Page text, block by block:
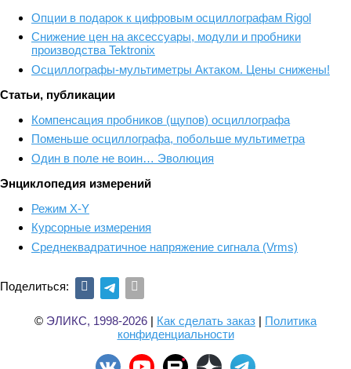
Опции в подарок к цифровым осциллографам Rigol
Снижение цен на аксессуары, модули и пробники
производства Tektronix
Осциллографы-мультиметры Актаком. Цены снижены!
Статьи, публикации
Компенсация пробников (щупов) осциллографа
Поменьше осциллографа, побольше мультиметра
Один в поле не воин… Эволюция
Энциклопедия измерений
Режим X-Y
Курсорные измерения
Среднеквадратичное напряжение сигнала (Vrms)
Поделиться:
© ЭЛИКС, 1998-2026 | Как сделать заказ | Политика
конфиденциальности